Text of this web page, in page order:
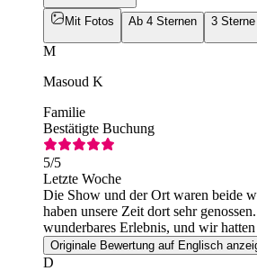
Mit Fotos Ab 4 Sternen 3 Sterne
M
Masoud K
Familie
Bestätigte Buchung
5/5
Letzte Woche
Die Show und der Ort waren beide
haben unsere Zeit dort sehr
wunderbares Erlebnis, und wir
Originale Bewertung auf Englisch
D